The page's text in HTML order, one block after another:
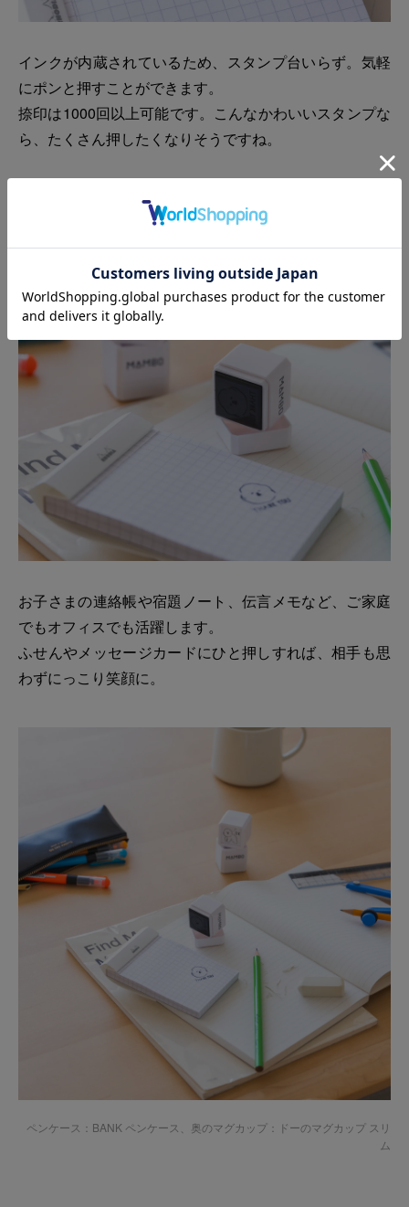
インクが内蔵されているため、スタンプ台いらず。気軽
にポンと押すことができます。
捺印は1000回以上可能です。こんなかわいいスタンプな
ら、たくさん押したくなりそうですね。
お子さまの連絡帳や宿題ノート、伝言メモなど、ご家庭
でもオフィスでも活躍します。
ふせんやメッセージカードにひと押しすれば、相手も思
わずにっこり笑顔に。
ペンケース： BANK ペンケース 、奥のマグカップ： ドーのマグカップ スリ
ム